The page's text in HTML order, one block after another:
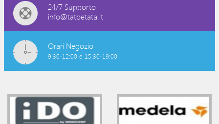
24/7 Supporto
info@tatoetata.it
Orari Negozio
9:30-12:00 e 15:30-19:00